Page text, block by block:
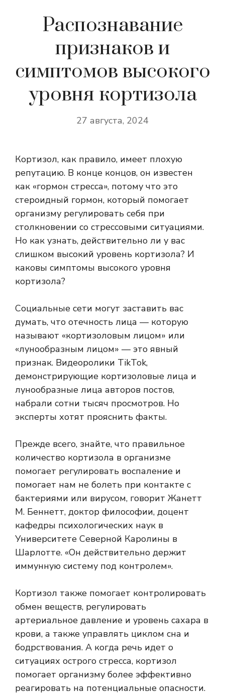
Распознавание
признаков и
симптомов высокого
уровня кортизола
27 августа, 2024
Кортизол, как правило, имеет плохую
репутацию. В конце концов, он известен
как «гормон стресса», потому что это
стероидный гормон, который помогает
организму регулировать себя при
столкновении со стрессовыми ситуациями.
Но как узнать, действительно ли у вас
слишком высокий уровень кортизола? И
каковы симптомы высокого уровня
кортизола?
Социальные сети могут заставить вас
думать, что отечность лица — которую
называют «кортизоловым лицом» или
«лунообразным лицом» — это явный
признак. Видеоролики TikTok,
демонстрирующие кортизоловые лица и
лунообразные лица авторов постов,
набрали сотни тысяч просмотров. Но
эксперты хотят прояснить факты.
Прежде всего, знайте, что правильное
количество кортизола в организме
помогает регулировать воспаление и
помогает нам не болеть при контакте с
бактериями или вирусом, говорит Жанетт
М. Беннетт, доктор философии, доцент
кафедры психологических наук в
Университете Северной Каролины в
Шарлотте. «Он действительно держит
иммунную систему под контролем».
Кортизол также помогает контролировать
обмен веществ, регулировать
артериальное давление и уровень сахара в
крови, а также управлять циклом сна и
бодрствования. А когда речь идет о
ситуациях острого стресса, кортизол
помогает организму более эффективно
реагировать на потенциальные опасности.